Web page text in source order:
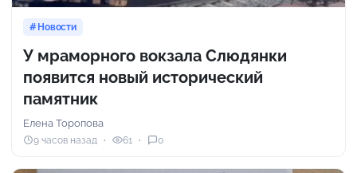
Новости
У мраморного вокзала Слюдянки
появится новый исторический
памятник
Елена Торопова
9 часов назад 61 0